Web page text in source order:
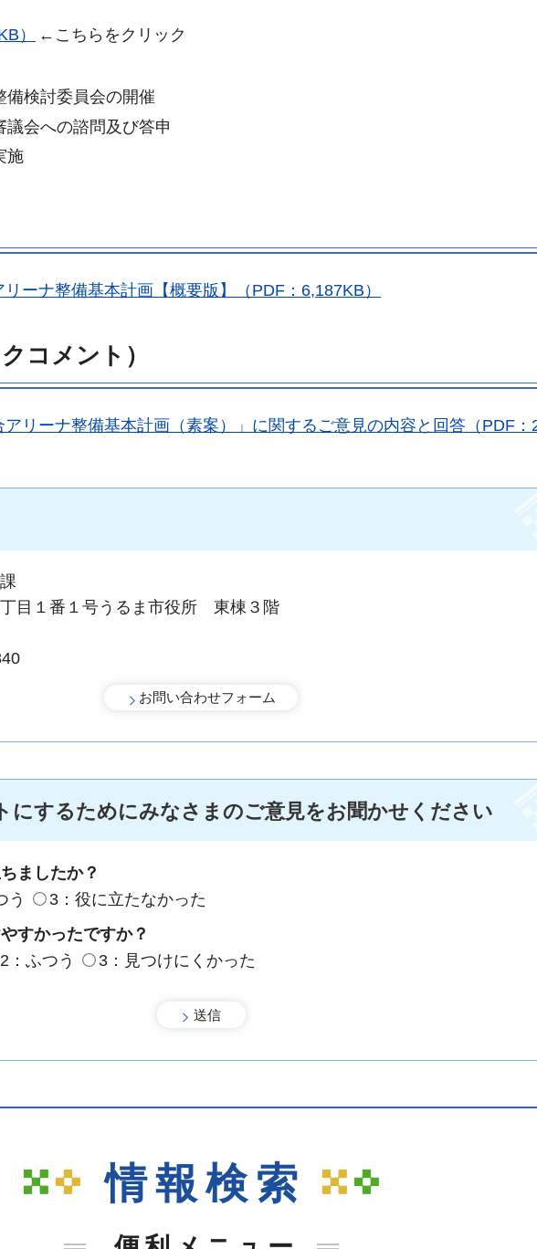
）
←こちらをクリック
備検討委員会の開催
会への諮問及び答申
施
リーナ整備基本計画【概要版】（PDF：6,187KB）
コメント）
アリーナ整備基本計画（素案）」に関するご意見の内容と回答（PDF：
目１番１号うるま市役所 東棟３階
にするためにみなさまのご意見をお聞かせください
ましたか？
う
3：役に立たなかった
すかったですか？
2：ふつう 3：見つけにくかった
情報検索